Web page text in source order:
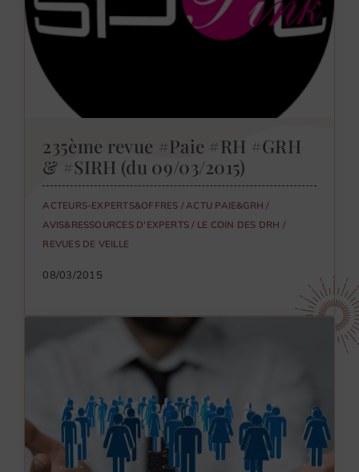
235ème revue #Paie #RH #GRH
& #SIRH (du 09/03/2015)
ACTEURS-EXPERTS&OFFRES / ACTU PAIE&GRH /
AVIS&RESSOURCES D'EXPERTS / LE COIN DES DRH /
REVUES DE VEILLE
08/03/2015